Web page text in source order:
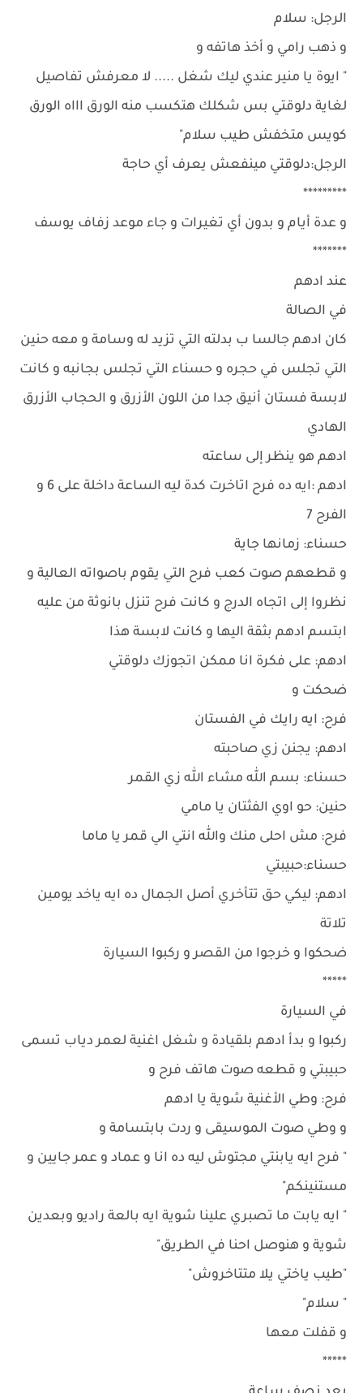
الرجل: سلام
و ذهب رامي و أخذ هاتفه و
" ايوة يا منير عندي ليك شغل ..... لا معرفش تفاصيل
لغاية دلوقتي بس شكلك هتكسب منه الورق اااه الورق
كويس متخفش طيب سلام"
الرجل:دلوقتي مينفعش يعرف أي حاجة
*********
و عدة أيام و بدون أي تغيرات و جاء موعد زفاف يوسف
*******
عند ادهم
في الصالة
كان ادهم جالسا ب بدلته التي تزيد له وسامة و معه حنين
التي تجلس في حجره و حسناء التي تجلس بجانبه و كانت
لابسة فستان أنيق جدا من اللون الأزرق و الحجاب الأزرق
الهادي
ادهم هو ينظر إلى ساعته
ادهم :ايه ده فرح اتاخرت كدة ليه الساعة داخلة على 6 و
الفرح 7
حسناء: زمانها جاية
و قطعهم صوت كعب فرح التي يقوم باصواته العالية و
نظروا إلى اتجاه الدرج و كانت فرح تنزل بانوثة من عليه
ابتسم ادهم بثقة اليها و كانت لابسة هذا
ادهم: على فكرة انا ممكن اتجوزك دلوقتي
ضحكت و
فرح: ايه رايك في الفستان
ادهم: يجنن زي صاحبته
حسناء: بسم الله مشاء الله زي القمر
حنين: حو اوي الفثتان يا مامي
فرح: مش احلى منك والله انتي الي قمر يا ماما
حسناء:حبيبتي
ادهم: ليكي حق تتأخري أصل الجمال ده ايه ياخد يومين
تلاتة
ضحكوا و خرجوا من القصر و ركبوا السيارة
*****
في السيارة
ركبوا و بدأ ادهم بلقيادة و شغل اغنية لعمر دياب تسمى
حبيبتي و قطعه صوت هاتف فرح و
فرح: وطي الأغنية شوية يا ادهم
و وطي صوت الموسيقى و ردت بابتسامة و
" فرح ايه يابنتي مجتوش ليه ده انا و عماد و عمر جايين و
مستنينكم"
" ايه يابت ما تصبري علينا شوية ايه بالعة راديو وبعدين
شوية و هنوصل احنا في الطريق"
"طيب ياختي يلا متتاخروش"
" سلام"
و قفلت معها
*****